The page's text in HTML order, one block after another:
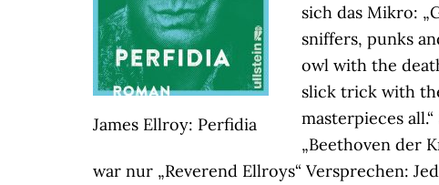
James Ellroy: Perfidia
sich das Mikro:
sniffers, punks
owl with the
slick trick with
masterpieces
„Beethoven der
war nur „Reverend Ellroys“ Versprechen: